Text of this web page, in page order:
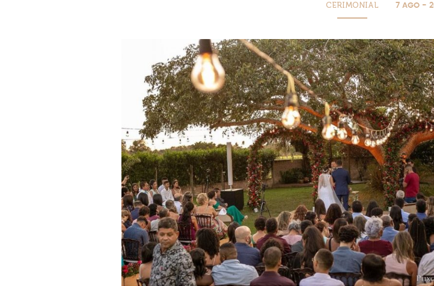
CERIMONIAL 7 AGO -